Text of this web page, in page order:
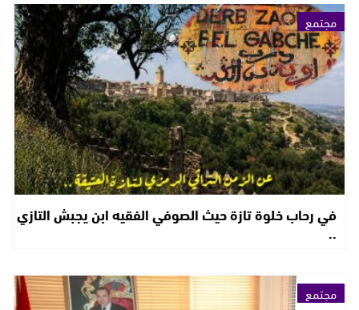
مجتمع
في رحاب خلوة تازة حيث الصوفي الفقيه ابن يجبش التازي
..
مجتمع